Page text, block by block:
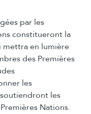
par les
constitueront la
mettra en lumière
des Premières
les
les
Nations.